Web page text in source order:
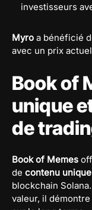
investisseurs
Myro a bénéficié
avec un prix
Book of
unique
de
Book of Memes
de contenu
blockchain
valeur, il